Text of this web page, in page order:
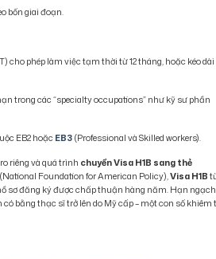
bốn giai đoạn.
cho phép làm việc tạm thời từ 12 tháng, hoặc kéo dài
trong các “specialty occupations” như kỹ sư phần
EB2 hoặc EB3 (Professional và Skilled workers).
riêng và quá trình chuyển Visa H1B sang thẻ
Foundation for American Policy),Visa H1B
sơ đăng ký được chấp thuận hàng năm. Hạn ngạch
bằng thạc sĩ trở lên do Mỹ cấp – một con số khiêm